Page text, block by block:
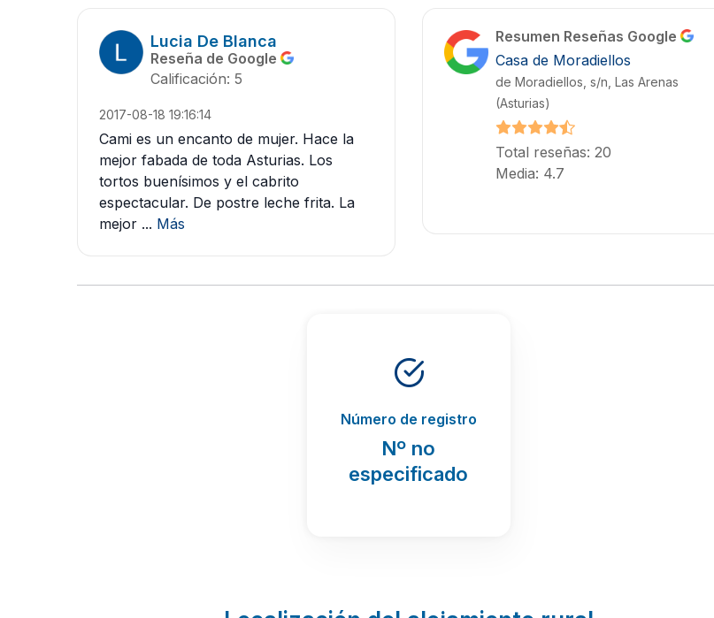
Lucia De Blanca
Reseña de Google
Calificación: 5
2017-08-18 19:16:14
Cami es un encanto de mujer. Hace la
mejor fabada de toda Asturias. Los
tortos buenísimos y el cabrito
espectacular. De postre leche frita. La
mejor ... Más
Resumen Reseñas Google
Casa de Moradiellos
de Moradiellos, s/n, Las Arenas
(Asturias)
Total reseñas: 20
Media: 4.7
Número de registro
Nº no
especificado